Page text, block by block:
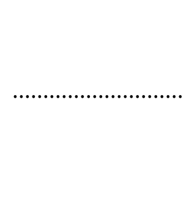
............................